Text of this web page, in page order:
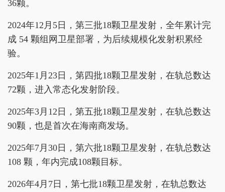
36颗。
2024年12月5日，第三批18颗卫星发射，全年累计完
成 54 颗组网卫星部署，为后续规模化发射积累经
验。
2025年1月23日，第四批18颗卫星发射，在轨总数达
72颗，进入常态化发射阶段。
2025年3月12日，第五批18颗卫星发射，在轨总数达
90颗，也是首次在海南商发场。
2025年7月30日，第六批18颗卫星发射，在轨总数达
108 颗，年内完成108颗目标。
2026年4月7日，第七批18颗卫星发射，在轨总数达